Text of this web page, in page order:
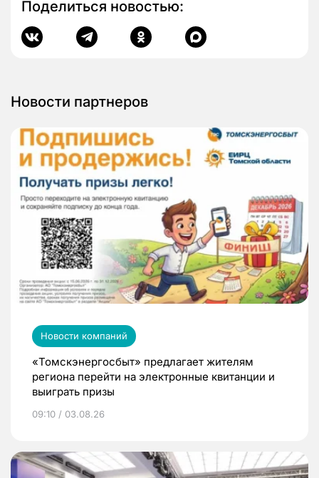
Поделиться новостью:
Новости партнеров
Новости компаний
«Томскэнергосбыт» предлагает жителям
региона перейти на электронные квитанции и
выиграть призы
09:10 / 03.08.26